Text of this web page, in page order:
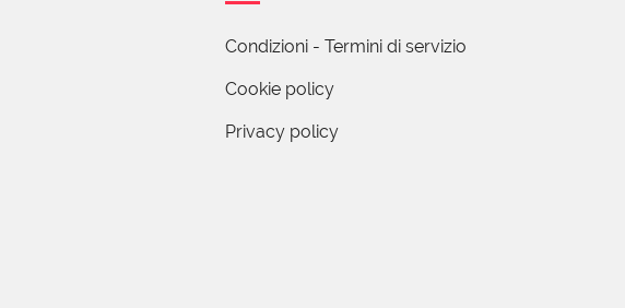
Condizioni - Termini di servizio
Cookie policy
Privacy policy